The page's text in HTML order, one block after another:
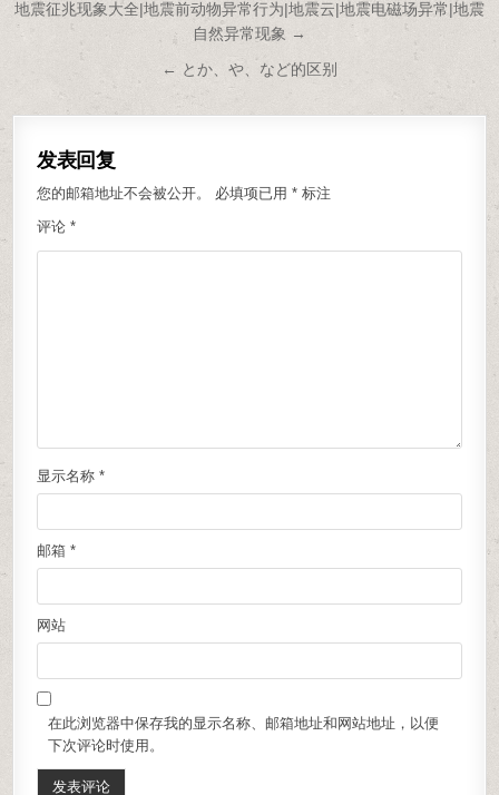
文章导航
地震征兆现象大全|地震前动物异常行为|地震云|地震电磁场异常|地震
自然异常现象 →
← とか、や、など的区别
发表回复
您的邮箱地址不会被公开。 必填项已用* 标注
评论*
显示名称*
邮箱*
网站
在此浏览器中保存我的显示名称、邮箱地址和网站地址，以便
下次评论时使用。